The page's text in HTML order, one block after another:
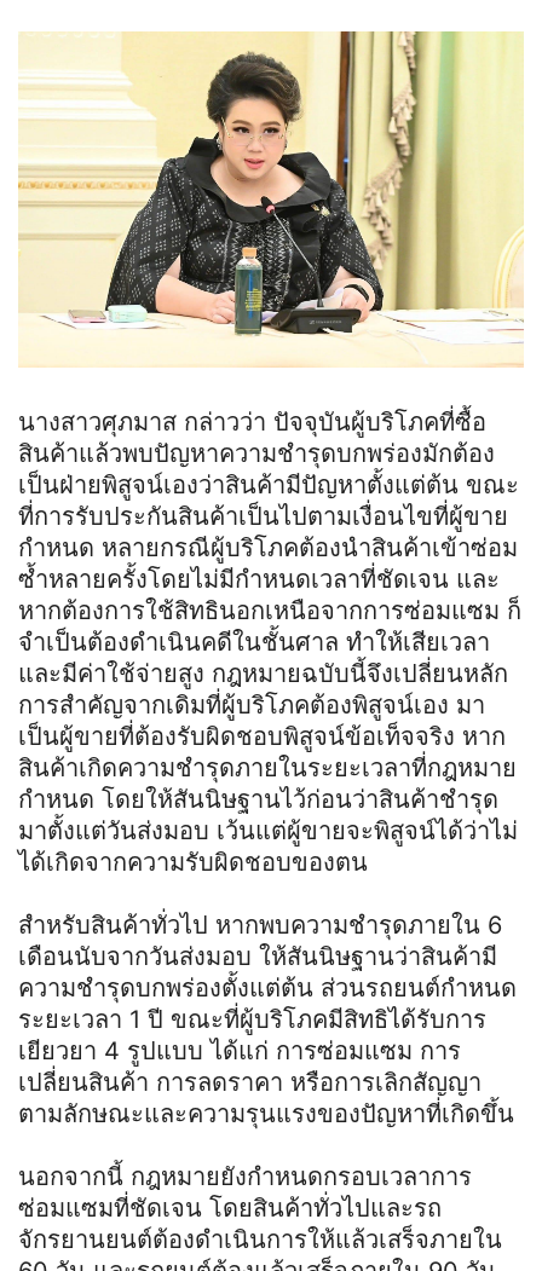
นางสาวศุภมาส กล่าวว่า ปัจจุบันผู้บริโภคที่ซื้อ
สินค้าแล้วพบปัญหาความชำรุดบกพร่องมักต้อง
เป็นฝ่ายพิสูจน์เองว่าสินค้ามีปัญหาตั้งแต่ต้น ขณะ
ที่การรับประกันสินค้าเป็นไปตามเงื่อนไขที่ผู้ขาย
กำหนด หลายกรณีผู้บริโภคต้องนำสินค้าเข้าซ่อม
ซ้ำหลายครั้งโดยไม่มีกำหนดเวลาที่ชัดเจน และ
หากต้องการใช้สิทธินอกเหนือจากการซ่อมแซม ก็
จำเป็นต้องดำเนินคดีในชั้นศาล ทำให้เสียเวลา
และมีค่าใช้จ่ายสูง กฎหมายฉบับนี้จึงเปลี่ยนหลัก
การสำคัญจากเดิมที่ผู้บริโภคต้องพิสูจน์เอง มา
เป็นผู้ขายที่ต้องรับผิดชอบพิสูจน์ข้อเท็จจริง หาก
สินค้าเกิดความชำรุดภายในระยะเวลาที่กฎหมาย
กำหนด โดยให้สันนิษฐานไว้ก่อนว่าสินค้าชำรุด
มาตั้งแต่วันส่งมอบ เว้นแต่ผู้ขายจะพิสูจน์ได้ว่าไม่
ได้เกิดจากความรับผิดชอบของตน
สำหรับสินค้าทั่วไป หากพบความชำรุดภายใน 6
เดือนนับจากวันส่งมอบ ให้สันนิษฐานว่าสินค้ามี
ความชำรุดบกพร่องตั้งแต่ต้น ส่วนรถยนต์กำหนด
ระยะเวลา 1 ปี ขณะที่ผู้บริโภคมีสิทธิได้รับการ
เยียวยา 4 รูปแบบ ได้แก่ การซ่อมแซม การ
เปลี่ยนสินค้า การลดราคา หรือการเลิกสัญญา
ตามลักษณะและความรุนแรงของปัญหาที่เกิดขึ้น
นอกจากนี้ กฎหมายยังกำหนดกรอบเวลาการ
ซ่อมแซมที่ชัดเจน โดยสินค้าทั่วไปและรถ
จักรยานยนต์ต้องดำเนินการให้แล้วเสร็จภายใน